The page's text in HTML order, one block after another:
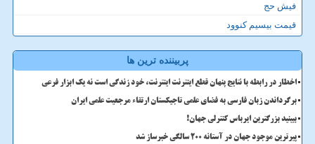
فیش حج
قیمت بیسیم کنوود
پربیننده ترین ها
اخطار در رابطه با نتایج پنهان قطع اینترنت اینترنت، خود زندگی است نه یک ابزار فرعی
برگرداندن زبان فارسی به فضای علمی تاجیکستان ارتقاء مرجعیت علمی ایران
ببینید بزرگترین ایرباس کنترلی جهان!
پیرترین موجود جهان در آستانه ۲۰۰ سالگی خبرساز شد